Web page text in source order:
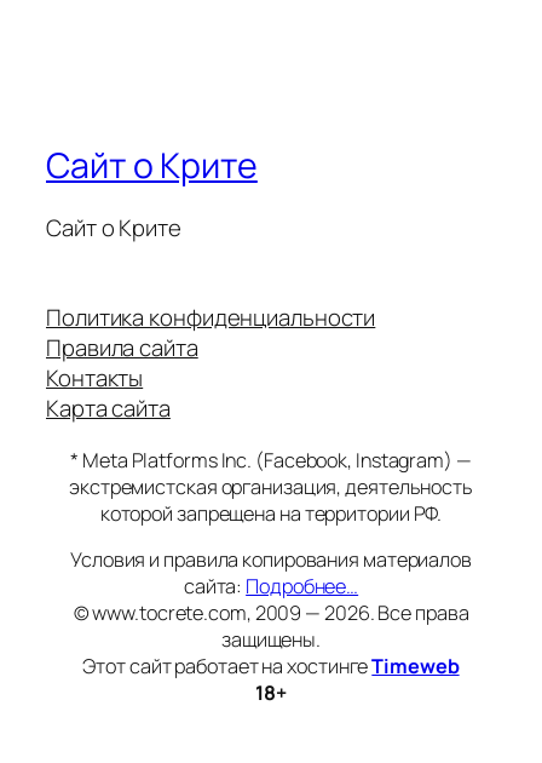
Сайт о Крите
Сайт о Крите
Политика конфиденциальности
Правила сайта
Контакты
Карта сайта
* Meta Platforms Inc. (Facebook, Instagram) —
экстремистская организация, деятельность
которой запрещена на территории РФ.
Условия и правила копирования материалов
сайта: Подробнее…
© www.tocrete.com, 2009 — 2026. Все права
защищены.
Этот сайт работает на хостингеTimeweb
18+